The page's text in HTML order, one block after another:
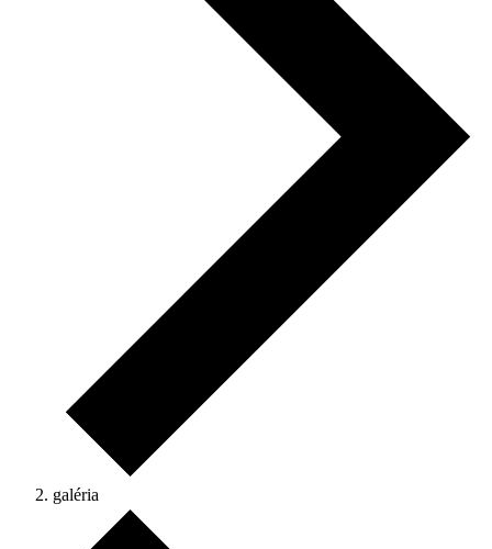
galéria